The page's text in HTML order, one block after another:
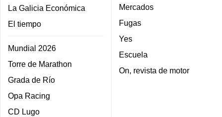
La Galicia Económica
El tiempo
Mundial 2026
Torre de Marathon
Grada de Río
Opa Racing
CD Lugo
Mercados
Fugas
Yes
Escuela
On, revista de motor